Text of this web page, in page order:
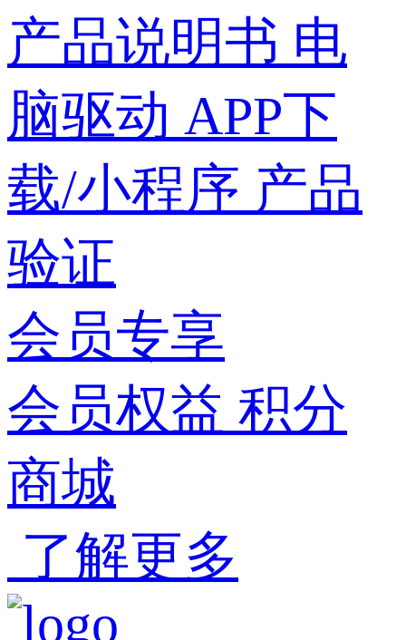
产品说明书 电
脑驱动 APP下
载/小程序 产品
验证
会员专享
会员权益 积分
商城
了解更多